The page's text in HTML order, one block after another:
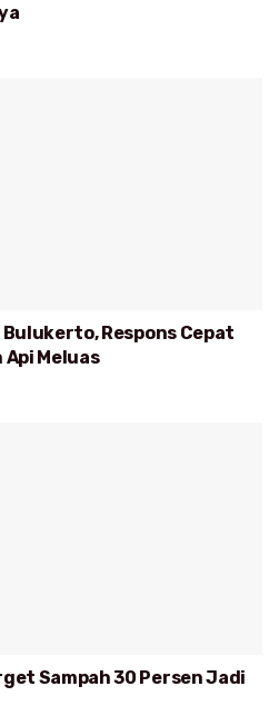
Bulukerto, Respons Cepat
Api Meluas
Sampah 30 Persen Jadi